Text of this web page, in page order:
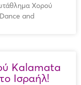
Χορού
and
Kalamata
Ισραήλ!